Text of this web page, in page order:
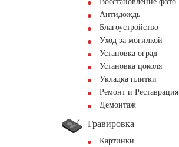
Антидождь
Благоустройство
Уход за могилкой
Установка оград
Установка цоколя
Укладка плитки
Ремонт и Реставрация
Демонтаж
Гравировка
Картинки